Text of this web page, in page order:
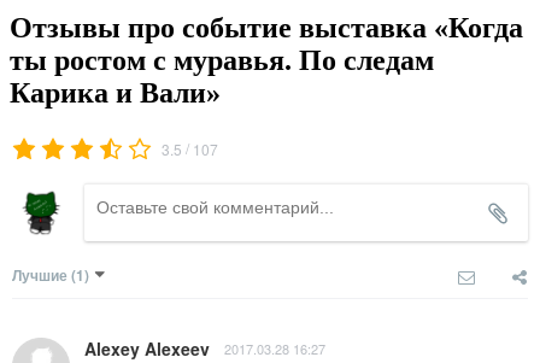
Отзывы про событие выставка «Когда
ты ростом с муравья. По следам
Карика и Вали»
3.5 / 107
Лучшие (1)
Alexey Alexeev 2017.03.28 16:27